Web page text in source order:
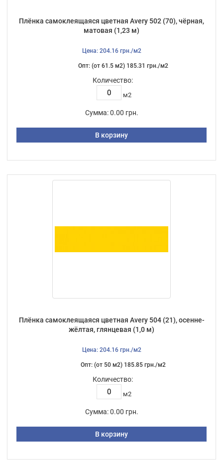
Плёнка самоклеящаяся цветная Avery 502 (70), чёрная,
матовая (1,23 м)
Цена: 204.16 грн./м2
Опт: (от 61.5 м2) 185.31 грн./м2
Количество:
м2
Сумма: 0.00 грн.
В корзину
Плёнка самоклеящаяся цветная Avery 504 (21), осенне-
жёлтая, глянцевая (1,0 м)
Цена: 204.16 грн./м2
Опт: (от 50 м2) 185.85 грн./м2
Количество:
м2
Сумма: 0.00 грн.
В корзину